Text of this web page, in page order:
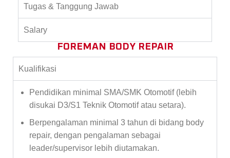
Tugas & Tanggung Jawab
Salary
FOREMAN BODY REPAIR
Kualifikasi
Pendidikan minimal SMA/SMK Otomotif (lebih
disukai D3/S1 Teknik Otomotif atau setara).
Berpengalaman minimal 3 tahun di bidang body
repair, dengan pengalaman sebagai
leader/supervisor lebih diutamakan.